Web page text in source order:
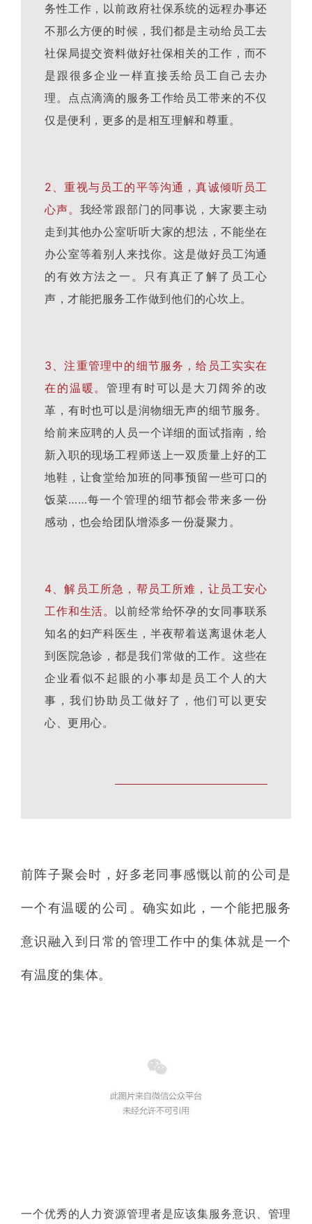
务性工作，以前政府社保系统的远程办事还
不那么方便的时候，我们都是主动给员工去
社保局提交资料做好社保相关的工作，而不
是跟很多企业一样直接丢给员工自己去办
理。点点滴滴的服务工作给员工带来的不仅
仅是便利，更多的是相互理解和尊重。
2、重视与员工的平等沟通，真诚倾听员工
心声。 我经常跟部门的同事说，大家要主动
走到其他办公室听听大家的想法，不能坐在
办公室等着别人来找你。这是做好员工沟通
的有效方法之一。只有真正了解了员工心
声，才能把服务工作做到他们的心坎上。
3、注重管理中的细节服务，给员工实实在
在的温暖。管理有时可以是大刀阔斧的改
革，有时也可以是润物细无声的细节服务。
给前来应聘的人员一个详细的面试指南，给
新入职的现场工程师送上一双质量上好的工
地鞋，让食堂给加班的同事预留一些可口的
饭菜……每一个管理的细节都会带来多一份
感动，也会给团队增添多一份凝聚力。
4、解员工所急，帮员工所难，让员工安心
工作和生活。 以前经常给怀孕的女同事联系
知名的妇产科医生，半夜帮着送离退休老人
到医院急诊，都是我们常做的工作。这些在
企业看似不起眼的小事却是员工个人的大
事，我们协助员工做好了，他们可以更安
心、更用心。
前阵子聚会时，好多老同事感慨以前的公司是
一个有温暖的公司。确实如此，一个能把服务
意识融入到日常的管理工作中的集体就是一个
有温度的集体。
一个优秀的人力资源管理者是应该集服务意识、管理